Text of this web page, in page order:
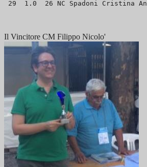
Il Vincitore CM Filippo Nicolo'